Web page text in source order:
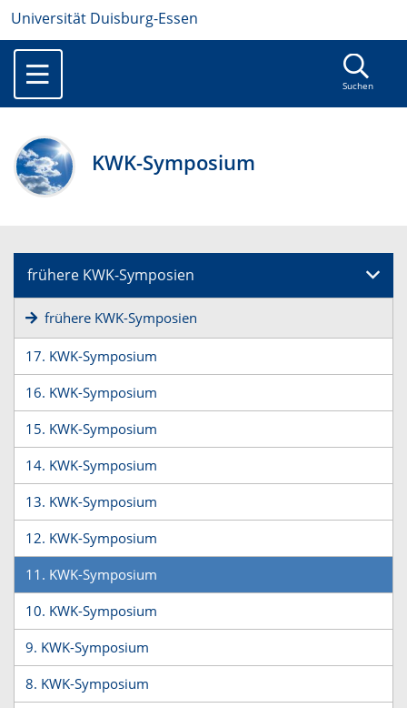
Universität Duisburg-Essen
Suchen
KWK-Symposium
frühere KWK-Symposien
frühere KWK-Symposien
17. KWK-Symposium
16. KWK-Symposium
15. KWK-Symposium
14. KWK-Symposium
13. KWK-Symposium
12. KWK-Symposium
11. KWK-Symposium
10. KWK-Symposium
9. KWK-Symposium
8. KWK-Symposium